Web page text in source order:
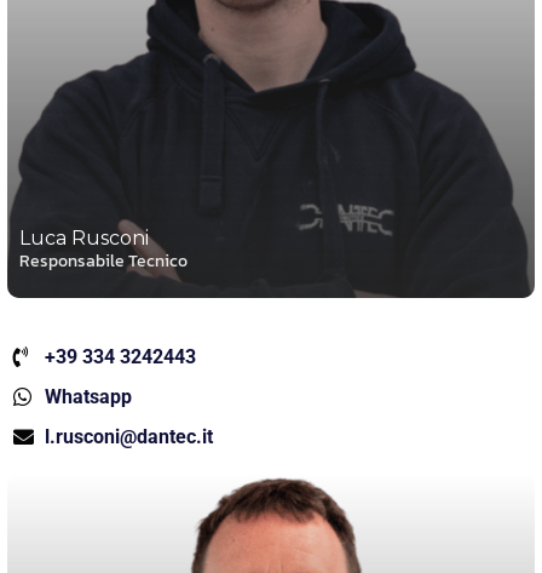
Luca Rusconi
Responsabile Tecnico
+39 334 3242443
Whatsapp
l.rusconi@dantec.it